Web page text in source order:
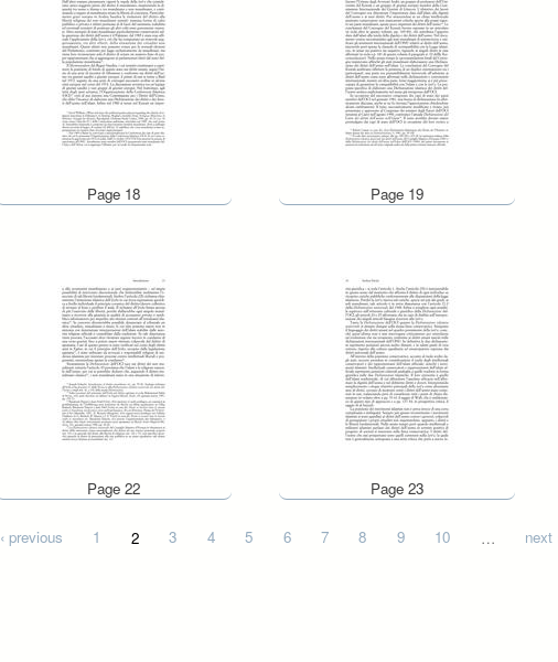
Page 18 Page 19
Page 22 Page 23
‹ previous 1 2 3 4 5 6 7 8 9 10 … next